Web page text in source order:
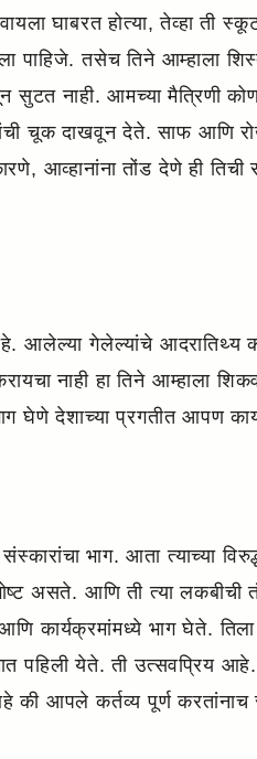
घाबरत होत्या, तेव्हा ती
पाहिजे. तसेच तिने आम्हाला
नाही. आमच्या मैत्रिणी
चूक दाखवून देते. साफ
आव्हानांना तोंड देणे ही
आलेल्या गेलेल्यांचे
नाही हा तिने आम्हाला
घेणे देशाच्या प्रगतीत आपण
भाग. आता त्याच्या
असते. आणि ती त्या लकबीची
कार्यक्रमांमध्ये भाग घेते.
पहिली येते. ती उत्सवप्रिय
आपले कर्तव्य पूर्ण करतांनाच